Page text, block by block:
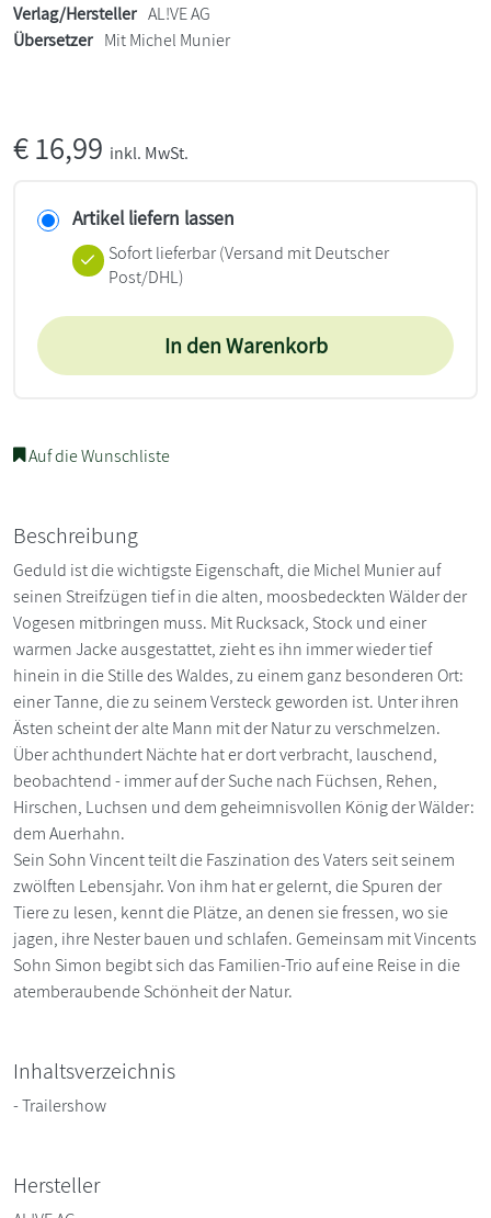
Verlag/Hersteller AL!VE AG
Übersetzer Mit Michel Munier
€16,99 inkl. MwSt.
Artikel liefern lassen
Sofort lieferbar(Versand mit Deutscher
Post/DHL)
In den Warenkorb
Auf die Wunschliste
Beschreibung
Geduld ist die wichtigste Eigenschaft, die Michel Munier auf
seinen Streifzügen tief in die alten, moosbedeckten Wälder der
Vogesen mitbringen muss. Mit Rucksack, Stock und einer
warmen Jacke ausgestattet, zieht es ihn immer wieder tief
hinein in die Stille des Waldes, zu einem ganz besonderen Ort:
einer Tanne, die zu seinem Versteck geworden ist. Unter ihren
Ästen scheint der alte Mann mit der Natur zu verschmelzen.
Über achthundert Nächte hat er dort verbracht, lauschend,
beobachtend - immer auf der Suche nach Füchsen, Rehen,
Hirschen, Luchsen und dem geheimnisvollen König der Wälder:
dem Auerhahn.
Sein Sohn Vincent teilt die Faszination des Vaters seit seinem
zwölften Lebensjahr. Von ihm hat er gelernt, die Spuren der
Tiere zu lesen, kennt die Plätze, an denen sie fressen, wo sie
jagen, ihre Nester bauen und schlafen. Gemeinsam mit Vincents
Sohn Simon begibt sich das Familien-Trio auf eine Reise in die
atemberaubende Schönheit der Natur.
Inhaltsverzeichnis
- Trailershow
Hersteller